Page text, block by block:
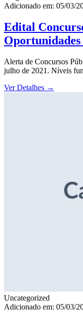
Adicionado em: 05/03/
Edital
Alerta de Concursos
julho de 2021. Níveis
Ver Detalhes →
Uncategorized
Adicionado em: 05/03/